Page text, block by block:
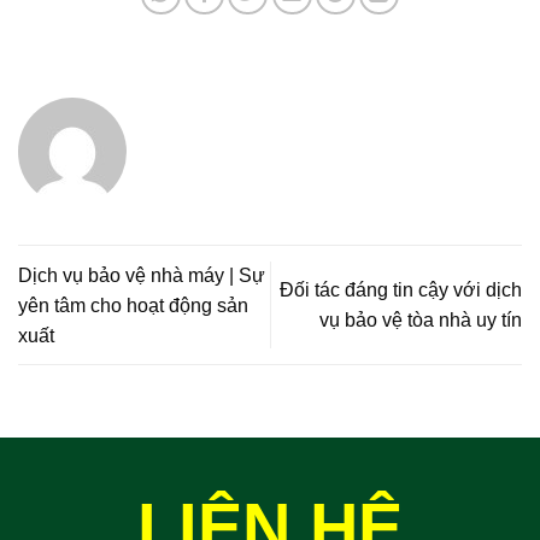
Dịch vụ bảo vệ nhà máy | Sự
yên tâm cho hoạt động sản
xuất
Đối tác đáng tin cậy với dịch
vụ bảo vệ tòa nhà uy tín